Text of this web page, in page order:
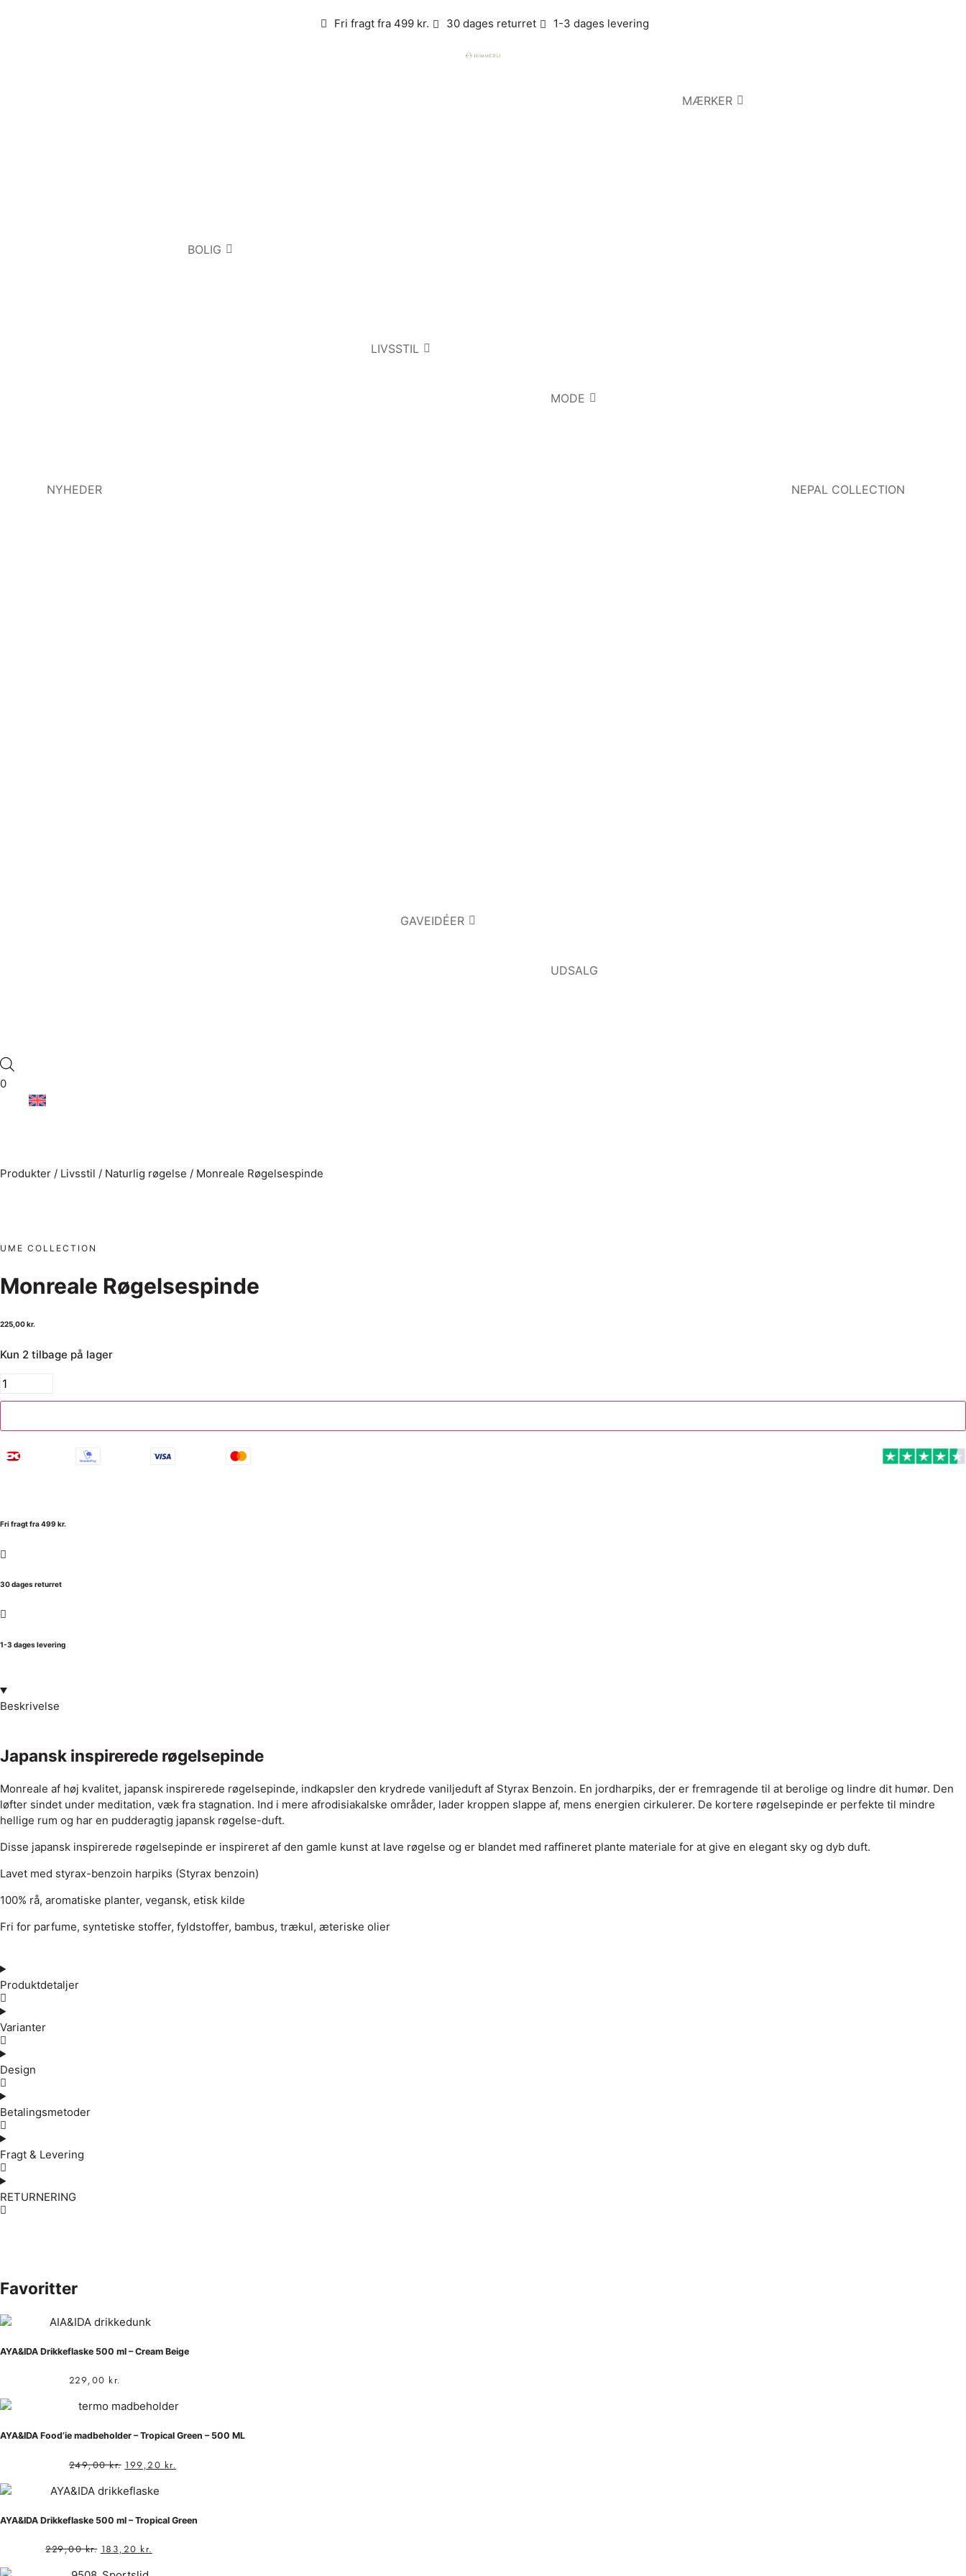
Fri fragt fra 499 kr. 30 dages returret 1-3 dages levering
NYHEDER
BOLIG
LIVSSTIL
MODE
MÆRKER
NEPAL COLLECTION
GAVEIDÉER
UDSALG
0
Produkter / Livsstil / Naturlig røgelse / Monreale Røgelsespinde
UME COLLECTION
Monreale Røgelsespinde
225,00kr.
Kun 2 tilbage på lager
Fri fragt fra 499 kr.
30 dages returret
1-3 dages levering
Beskrivelse
Japansk inspirerede røgelsepinde
Monreale af høj kvalitet, japansk inspirerede røgelsepinde, indkapsler den krydrede vaniljeduft af Styrax Benzoin. En jordharpiks, der er fremragende til at berolige og lindre dit humør. Den
løfter sindet under meditation, væk fra stagnation. Ind i mere afrodisiakalske områder, lader kroppen slappe af, mens energien cirkulerer. De kortere røgelsepinde er perfekte til mindre
hellige rum og har en pudderagtig japansk røgelse-duft.
Disse japansk inspirerede røgelsepinde er inspireret af den gamle kunst at lave røgelse og er blandet med raffineret plante materiale for at give en elegant sky og dyb duft.
Lavet med styrax-benzoin harpiks (Styrax benzoin)
100% rå, aromatiske planter, vegansk, etisk kilde
Fri for parfume, syntetiske stoffer, fyldstoffer, bambus, trækul, æteriske olier
Produktdetaljer
Varianter
Design
Betalingsmetoder
Fragt & Levering
RETURNERING
Favoritter
AYA&IDA Drikkeflaske 500 ml – Cream Beige
229,00 kr.
AYA&IDA Food’ie madbeholder – Tropical Green – 500 ML
249,00kr. 199,20 kr.
AYA&IDA Drikkeflaske 500 ml – Tropical Green
229,00kr. 183,20 kr.